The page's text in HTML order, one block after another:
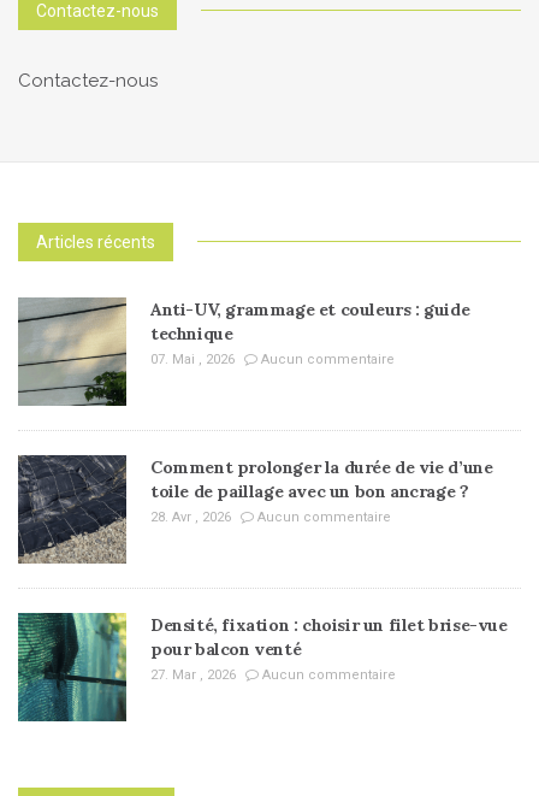
Contactez-nous
Contactez-nous
Articles récents
Anti-UV, grammage et couleurs : guide
technique
07. Mai , 2026 Aucun commentaire
Comment prolonger la durée de vie d’une
toile de paillage avec un bon ancrage ?
28. Avr , 2026 Aucun commentaire
Densité, fixation : choisir un filet brise-vue
pour balcon venté
27. Mar , 2026 Aucun commentaire